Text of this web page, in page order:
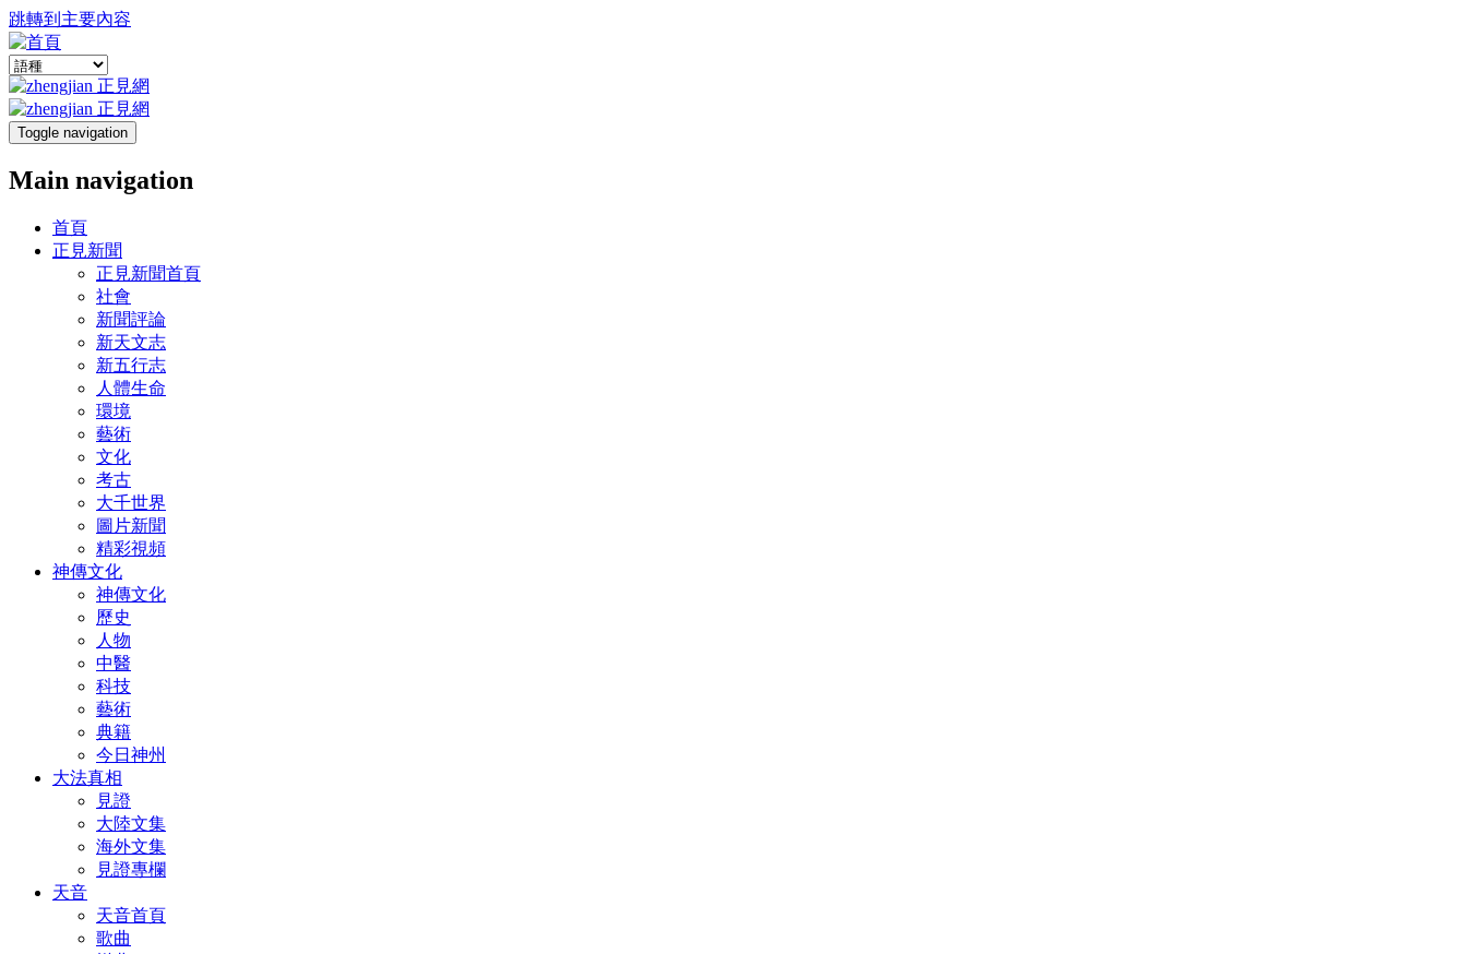
跳轉到主要內容
Toggle navigation
Main navigation
首頁
正見新聞
正見新聞首頁
社會
新聞評論
新天文志
新五行志
人體生命
環境
藝術
文化
考古
大千世界
圖片新聞
精彩視頻
神傳文化
神傳文化
歷史
人物
中醫
科技
藝術
典籍
今日神州
大法真相
見證
大陸文集
海外文集
見證專欄
天音
天音首頁
歌曲